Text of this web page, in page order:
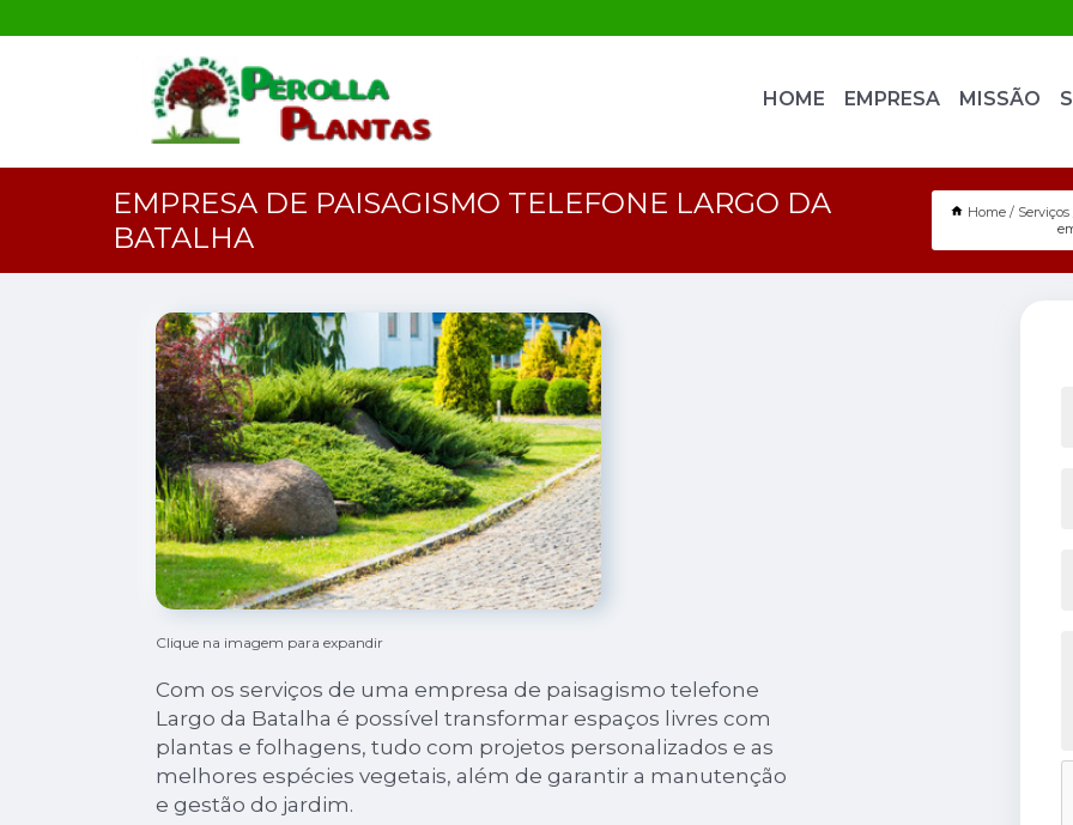
HOME EMPRESA MISSÃO
EMPRESA DE PAISAGISMO TELEFONE LARGO DA
BATALHA
Home Serviços
Clique na imagem para expandir
Com os serviços de uma empresa de paisagismo telefone
Largo da Batalha é possível transformar espaços livres com
plantas e folhagens, tudo com projetos personalizados e as
melhores espécies vegetais, além de garantir a manutenção
e gestão do jardim.